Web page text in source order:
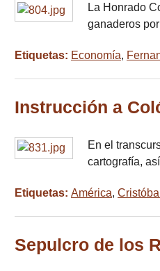
La Honrado
ganaderos
Etiquetas: Economía,
Instrucción a
En el
cartografía,
Etiquetas: América,
Sepulcro de los